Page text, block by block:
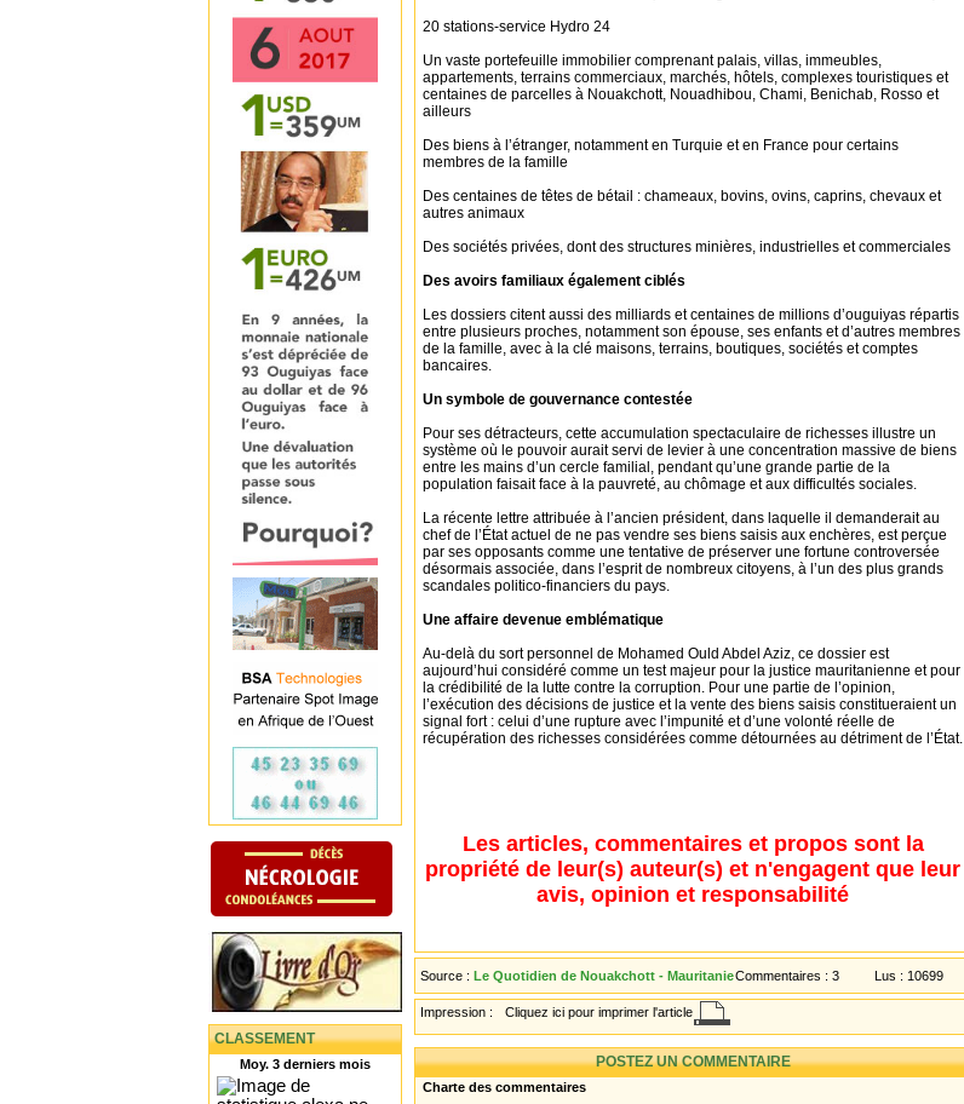
CLASSEMENT
Moy. 3 derniers mois
20 stations-service Hydro 24
Un vaste portefeuille immobilier comprenant palais, villas, immeubles,
appartements, terrains commerciaux, marchés, hôtels, complexes touristiques et
centaines de parcelles à Nouakchott, Nouadhibou, Chami, Benichab, Rosso et
ailleurs
Des biens à l’étranger, notamment en Turquie et en France pour certains
membres de la famille
Des centaines de têtes de bétail : chameaux, bovins, ovins, caprins, chevaux et
autres animaux
Des sociétés privées, dont des structures minières, industrielles et commerciales
Des avoirs familiaux également ciblés
Les dossiers citent aussi des milliards et centaines de millions d’ouguiyas répartis
entre plusieurs proches, notamment son épouse, ses enfants et d’autres membres
de la famille, avec à la clé maisons, terrains, boutiques, sociétés et comptes
bancaires.
Un symbole de gouvernance contestée
Pour ses détracteurs, cette accumulation spectaculaire de richesses illustre un
système où le pouvoir aurait servi de levier à une concentration massive de biens
entre les mains d’un cercle familial, pendant qu’une grande partie de la
population faisait face à la pauvreté, au chômage et aux difficultés sociales.
La récente lettre attribuée à l’ancien président, dans laquelle il demanderait au
chef de l’État actuel de ne pas vendre ses biens saisis aux enchères, est perçue
par ses opposants comme une tentative de préserver une fortune controversée
désormais associée, dans l’esprit de nombreux citoyens, à l’un des plus grands
scandales politico-financiers du pays.
Une affaire devenue emblématique
Au-delà du sort personnel de Mohamed Ould Abdel Aziz, ce dossier est
aujourd’hui considéré comme un test majeur pour la justice mauritanienne et pour
la crédibilité de la lutte contre la corruption. Pour une partie de l’opinion,
l’exécution des décisions de justice et la vente des biens saisis constitueraient un
signal fort : celui d’une rupture avec l’impunité et d’une volonté réelle de
récupération des richesses considérées comme détournées au détriment de l’État.
Les articles, commentaires et propos sont la
propriété de leur(s) auteur(s) et n'engagent que leur
avis, opinion et responsabilité
Source : Le Quotidien de Nouakchott - MauritanieCommentaires : 3 Lus : 10699
Impression : Cliquez ici pour imprimer l'article
POSTEZ UN COMMENTAIRE
Charte des commentaires